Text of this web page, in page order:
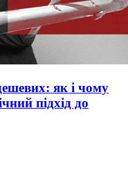
як і чому
підхід до